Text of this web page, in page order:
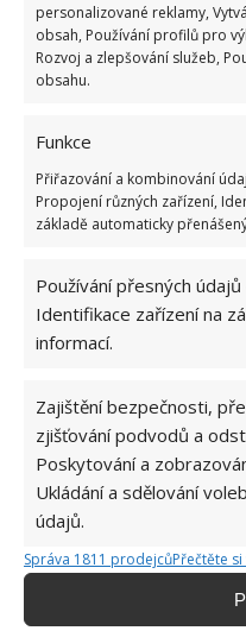
personalizované reklamy,
obsah, Používání profilů pro
Rozvoj a zlepšování služeb,
obsahu.
Funkce
Přiřazování a kombinování
Propojení různých zařízení,
základě automaticky
Používání přesných
Identifikace zařízení na
informací.
Zajištění bezpečnosti,
zjišťování podvodů a
Poskytování a
Ukládání a sdělování
údajů.
Správa 1811 prodejcůPřečtěte
pásky aplikovat na
znalosti a praxi.
tapety mají velmi
musíte rozhodnout
lépe použít odolný a
Obrázky: